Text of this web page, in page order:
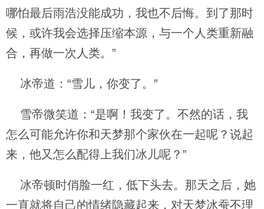
哪怕最后雨浩没能成功，我也不后悔。到了那时
候，或许我会选择压缩本源，与一个人类重新融
合，再做一次人类。”
冰帝道：“雪儿，你变了。”
雪帝微笑道：“是啊！我变了。不然的话，我
怎么可能允许你和天梦那个家伙在一起呢？说起
来，他又怎么配得上我们冰儿呢？”
冰帝顿时俏脸一红，低下头去。那天之后，她
一直就将自己的情绪隐藏起来，对天梦冰蚕不理